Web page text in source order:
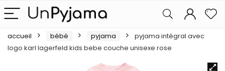
accueil bébé pyjama
pyjama intégral avec
logo karl lagerfeld kids bebe couche unisexe rose